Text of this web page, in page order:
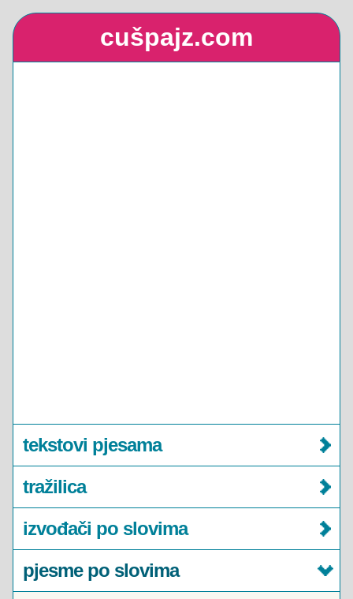
cušpajz.com
tekstovi pjesama
tražilica
izvođači po slovima
pjesme po slovima